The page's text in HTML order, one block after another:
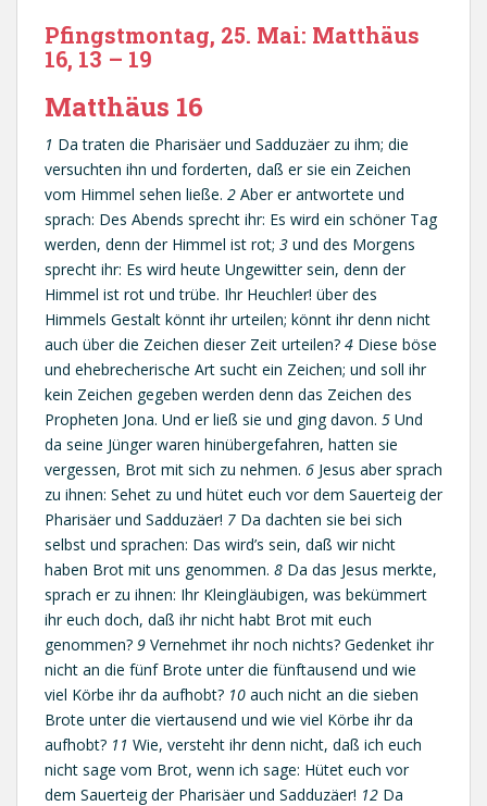
Pfingstmontag, 25. Mai: Matthäus
16, 13 – 19
Matthäus 16
1 Da traten die Pharisäer und Sadduzäer zu ihm; die
versuchten ihn und forderten, daß er sie ein Zeichen
vom Himmel sehen ließe. 2 Aber er antwortete und
sprach: Des Abends sprecht ihr: Es wird ein schöner Tag
werden, denn der Himmel ist rot; 3 und des Morgens
sprecht ihr: Es wird heute Ungewitter sein, denn der
Himmel ist rot und trübe. Ihr Heuchler! über des
Himmels Gestalt könnt ihr urteilen; könnt ihr denn nicht
auch über die Zeichen dieser Zeit urteilen? 4 Diese böse
und ehebrecherische Art sucht ein Zeichen; und soll ihr
kein Zeichen gegeben werden denn das Zeichen des
Propheten Jona. Und er ließ sie und ging davon. 5 Und
da seine Jünger waren hinübergefahren, hatten sie
vergessen, Brot mit sich zu nehmen. 6 Jesus aber sprach
zu ihnen: Sehet zu und hütet euch vor dem Sauerteig der
Pharisäer und Sadduzäer! 7 Da dachten sie bei sich
selbst und sprachen: Das wird’s sein, daß wir nicht
haben Brot mit uns genommen. 8 Da das Jesus merkte,
sprach er zu ihnen: Ihr Kleingläubigen, was bekümmert
ihr euch doch, daß ihr nicht habt Brot mit euch
genommen? 9 Vernehmet ihr noch nichts? Gedenket ihr
nicht an die fünf Brote unter die fünftausend und wie
viel Körbe ihr da aufhobt? 10 auch nicht an die sieben
Brote unter die viertausend und wie viel Körbe ihr da
aufhobt? 11 Wie, versteht ihr denn nicht, daß ich euch
nicht sage vom Brot, wenn ich sage: Hütet euch vor
dem Sauerteig der Pharisäer und Sadduzäer! 12 Da